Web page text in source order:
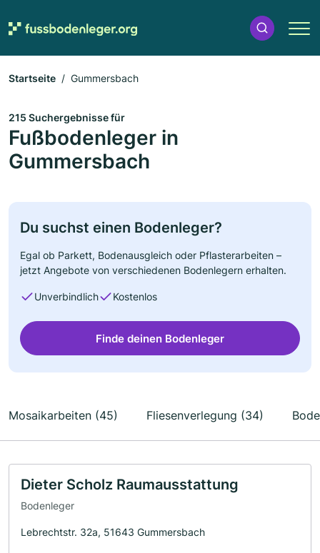
Startseite Gummersbach
215 Suchergebnisse für
Fußbodenleger in
Gummersbach
Du suchst einen Bodenleger?
Egal ob Parkett, Bodenausgleich oder Pflasterarbeiten –
jetzt Angebote von verschiedenen Bodenlegern erhalten.
Unverbindlich Kostenlos
Finde deinen Bodenleger
Mosaikarbeiten (45) Fliesenverlegung (34)
Dieter Scholz Raumausstattung
Bodenleger
Lebrechtstr. 32a, 51643 Gummersbach